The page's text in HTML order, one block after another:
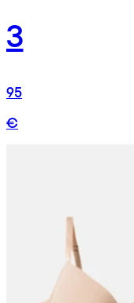
3
95
€